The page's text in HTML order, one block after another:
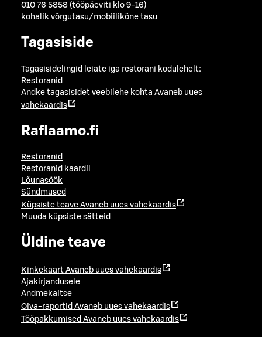
010 76 5858 (tööpäeviti klo 9-16)
kohalik võrgutasu/mobiilikõne tasu
Tagasiside
Tagasisidelingid leiate iga restorani kodulehelt:
Restoranid
Andke tagasisidet veebilehe kohta Avaneb uues
vahekaardis
Raflaamo.fi
Restoranid
Restoranid kaardil
Lõunasöök
Sündmused
Küpsiste teave Avaneb uues vahekaardis
Muuda küpsiste sätteid
Üldine teave
Kinkekaart Avaneb uues vahekaardis
Ajakirjandusele
Andmekaitse
Oiva-raportid Avaneb uues vahekaardis
Tööpakkumised Avaneb uues vahekaardis